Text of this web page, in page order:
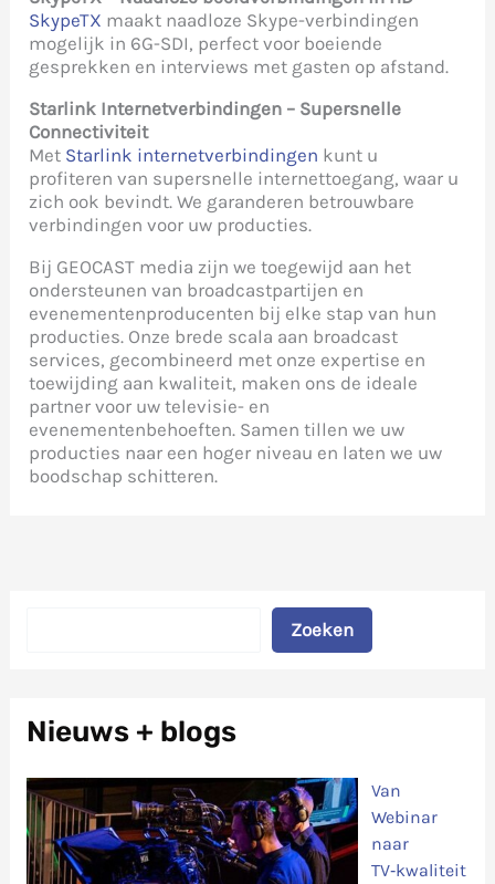
SkypeTX maakt naadloze Skype-verbindingen
mogelijk in 6G-SDI, perfect voor boeiende
gesprekken en interviews met gasten op afstand.
Starlink Internetverbindingen – Supersnelle
Connectiviteit
Met Starlink internetverbindingen kunt u
profiteren van supersnelle internettoegang, waar u
zich ook bevindt. We garanderen betrouwbare
verbindingen voor uw producties.
Bij GEOCAST media zijn we toegewijd aan het
ondersteunen van broadcastpartijen en
evenementenproducenten bij elke stap van hun
producties. Onze brede scala aan broadcast
services, gecombineerd met onze expertise en
toewijding aan kwaliteit, maken ons de ideale
partner voor uw televisie- en
evenementenbehoeften. Samen tillen we uw
producties naar een hoger niveau en laten we uw
boodschap schitteren.
Zoeken
Nieuws + blogs
Van
Webinar
naar
TV‑kwaliteit